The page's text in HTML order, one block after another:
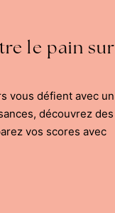
le pain sur
vous défient avec un
découvrez des
vos scores avec